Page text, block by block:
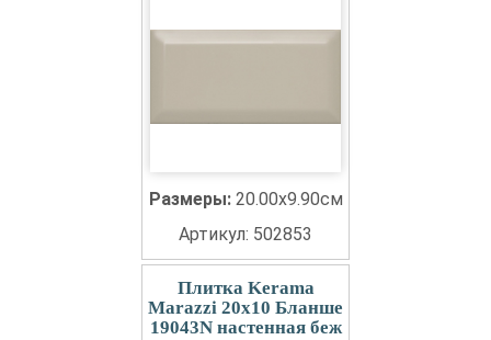
Размеры: 20.00x9.90см
Артикул: 502853
Плитка Kerama
Marazzi 20x10 Бланше
19043N настенная беж